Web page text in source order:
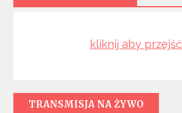
kliknij aby przejść
TRANSMISJA NA ŻYWO